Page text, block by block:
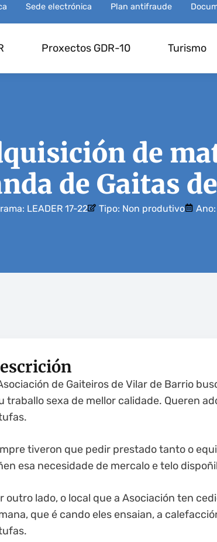
Sede electrónica Plan antifraude
Proxectos GDR-10 Turismo
de
de Gaitas
LEADER 17-22 Tipo: Non produtivo Ano:
de Gaiteiros de Vilar de Barrio
traballo sexa de mellor calidade. Queren
tiveron que pedir prestado tanto o
esa necesidade de mercalo e telo
outro lado, o local que a Asociación ten
que é cando eles ensaian, a